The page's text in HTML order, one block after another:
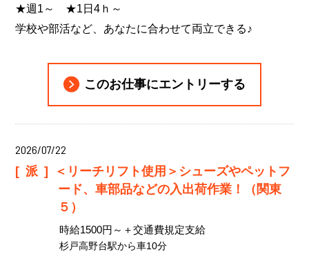
★週1～ ★1日4ｈ～
学校や部活など、あなたに合わせて両立できる♪
このお仕事にエントリーする
2026/07/22
[派]
＜リーチリフト使用＞シューズやペットフ
ード、車部品などの入出荷作業！（関東
５）
時給1500円～＋交通費規定支給
杉戸高野台駅から車10分